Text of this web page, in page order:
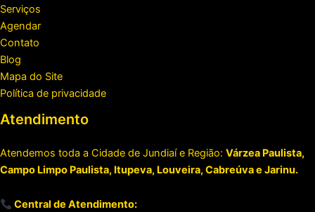
Serviços
Agendar
Contato
Blog
Mapa do Site
Política de privacidade
Atendimento
Atendemos toda a Cidade de Jundiaí e Região: Várzea Paulista,
Campo Limpo Paulista, Itupeva, Louveira, Cabreúva e Jarinu.
Central de Atendimento: